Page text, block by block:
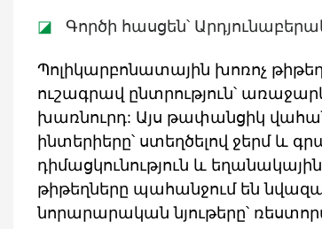
◪ Գործի հասցեն՝
Պոլիկարբոնատային խոռոչ
ուշագրավ ընտրություն՝
խառնուրդ: Այս թափանցիկ
ինտերիերը՝ ստեղծելով ջերմ և
դիմացկունություն և
թիթեղները պահանջում են
նորարարական նյութերը՝